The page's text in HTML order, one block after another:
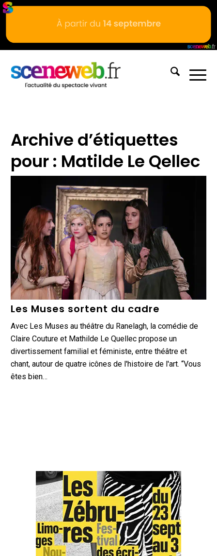
Archive d’étiquettes
pour : Matilde Le Qellec
Les Muses sortent du cadre
Avec Les Muses au théâtre du Ranelagh, la comédie de
Claire Couture et Mathilde Le Quellec propose un
divertissement familial et féministe, entre théâtre et
chant, autour de quatre icônes de l'histoire de l'art. “Vous
êtes bien…